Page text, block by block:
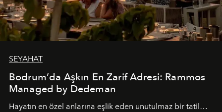
SEYAHAT
Bodrum’da Aşkın En Zarif Adresi: Rammos
Managed by Dedeman
Hayatın en özel anlarına eşlik eden unutulmaz bir tatil…